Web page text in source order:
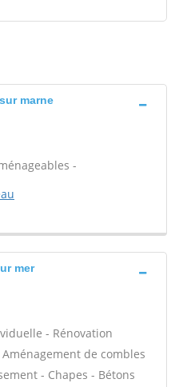
marne
-
mer
- Rénovation
de combles
- Chapes - Bétons